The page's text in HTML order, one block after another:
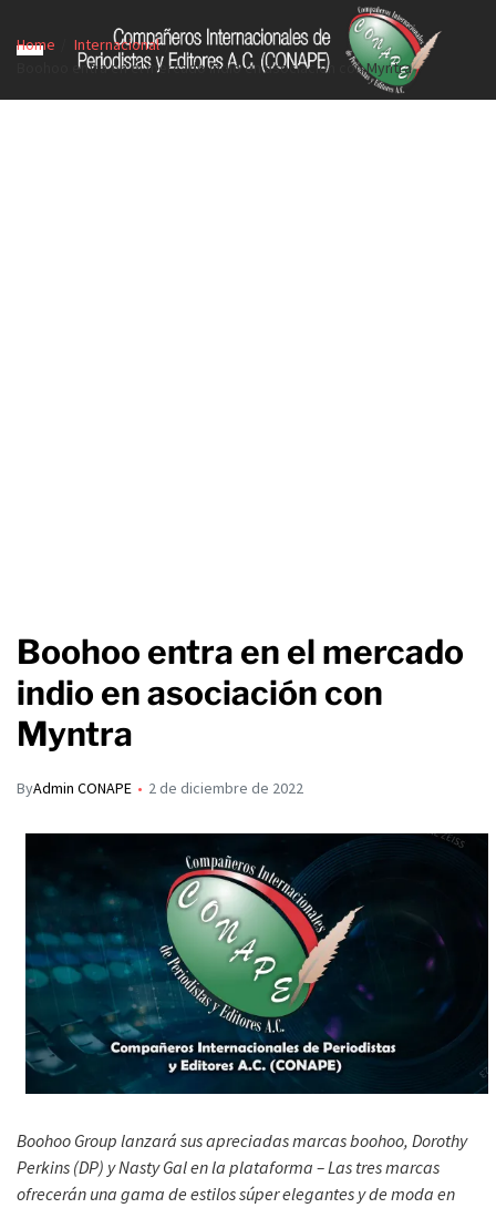
Home
Internacional
Boohoo entra en el mercado indio en asociación con Myntra
Boohoo entra en el mercado
indio en asociación con
Myntra
ByAdmin CONAPE 2 de diciembre de 2022
Boohoo Group lanzará sus apreciadas marcas boohoo, Dorothy
Perkins (DP) y Nasty Gal en la plataforma – Las tres marcas
ofrecerán una gama de estilos súper elegantes y de moda en